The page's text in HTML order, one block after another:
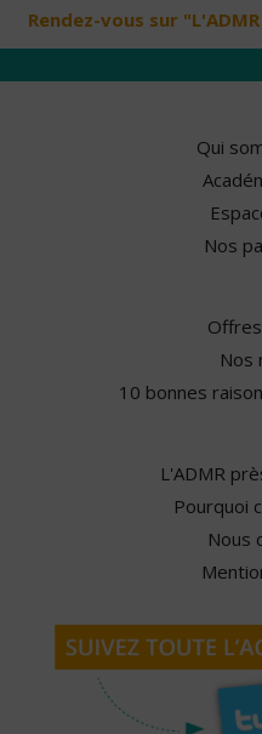
Rendez-vous sur
Qui
Nos
Nos
10 bonnes
L'ADMR
Pourquoi
Nous